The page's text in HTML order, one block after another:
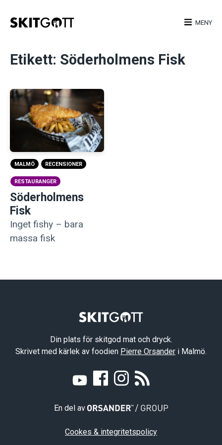
MENY
Etikett: Söderholmens Fisk
MALMÖ RECENSIONER
RESTAURANGER
Söderholmens
Fisk
Inget fishy – bara
massa fisk
Din plats för skitgod mat och dryck.
Skrivet med kärlek av foodien Pierre Orsander i Malmö.
En del av
Cookes & integritetspolicy